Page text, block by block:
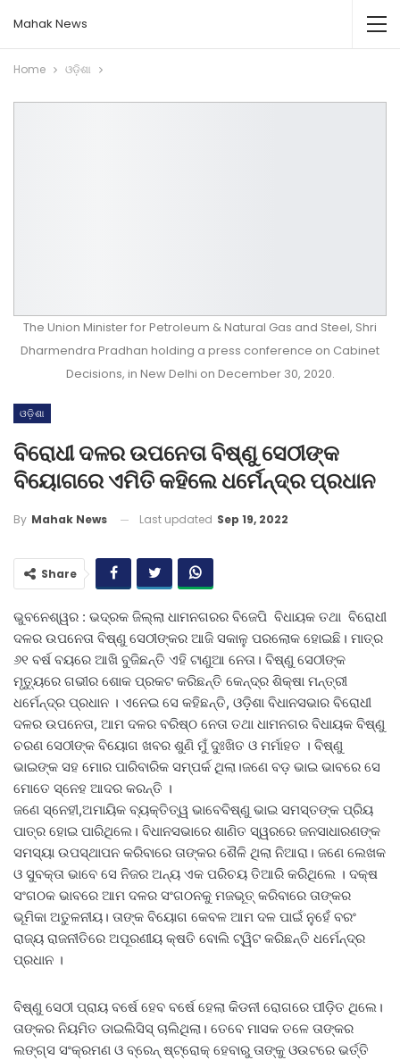
Mahak News
Home ଓଡ଼ିଶା
The Union Minister for Petroleum & Natural Gas and Steel, Shri
Dharmendra Pradhan holding a press conference on Cabinet
Decisions, in New Delhi on December 30, 2020.
ଓଡ଼ିଶା
ବିରୋଧୀ ଦଳର ଉପନେତା ବିଷ୍ଣୁ ସେଠୀଙ୍କ
ବିୟୋଗରେ ଏମିତି କହିଲେ ଧର୍ମେନ୍ଦ୍ର ପ୍ରଧାନ
By Mahak News Last updated Sep 19, 2022
Share
ଭୁବନେଶ୍ୱର : ଭଦ୍ରକ ଜିଲ୍ଲା ଧାମନଗରର ବିଜେପି ବିଧାୟକ ତଥା ବିରୋଧୀ
ଦଳର ଉପନେତା ବିଷ୍ଣୁ ସେଠୀଙ୍କର ଆଜି ସକାଳୁ ପରଲୋକ ହୋଇଛି। ମାତ୍ର
୬୧ ବର୍ଷ ବୟରେ ଆଖି ବୁଜିଛନ୍ତି ଏହି ଟାଣୁଆ ନେତା। ବିଷ୍ଣୁ ସେଠୀଙ୍କ
ମୃତ୍ୟୁରେ ଗଭୀର ଶୋକ ପ୍ରକଟ କରିଛନ୍ତି କେନ୍ଦ୍ର ଶିକ୍ଷା ମନ୍ତ୍ରୀ
ଧର୍ମେନ୍ଦ୍ର ପ୍ରଧାନ । ଏନେଇ ସେ କହିଛନ୍ତି, ଓଡ଼ିଶା ବିଧାନସଭାର ବିରୋଧୀ
ଦଳର ଉପନେତା, ଆମ ଦଳର ବରିଷ୍ଠ ନେତା ତଥା ଧାମନଗର ବିଧାୟକ ବିଷ୍ଣୁ
ଚରଣ ସେଠୀଙ୍କ ବିୟୋଗ ଖବର ଶୁଣି ମୁଁ ଦୁଃଖିତ ଓ ମର୍ମାହତ । ବିଷ୍ଣୁ
ଭାଇଙ୍କ ସହ ମୋର ପାରିବାରିକ ସମ୍ପର୍କ ଥିଲା।ଜଣେ ବଡ଼ ଭାଇ ଭାବରେ ସେ
ମୋତେ ସ୍ନେହ ଆଦର କରନ୍ତି ।
ଜଣେ ସ୍ନେହୀ,ଅମାୟିକ ବ୍ୟକ୍ତିତ୍ୱ ଭାବେବିଷ୍ଣୁ ଭାଇ ସମସ୍ତଙ୍କ ପ୍ରିୟ
ପାତ୍ର ହୋଇ ପାରିଥିଲେ। ବିଧାନସଭାରେ ଶାଣିତ ସ୍ୱରରେ ଜନସାଧାରଣଙ୍କ
ସମସ୍ୟା ଉପସ୍ଥାପନ କରିବାରେ ତାଙ୍କର ଶୈଳି ଥିଲା ନିଆରା। ଜଣେ ଲେଖକ
ଓ ସୁବକ୍ତା ଭାବେ ସେ ନିଜର ଅନ୍ୟ ଏକ ପରିଚୟ ତିଆରି କରିଥିଲେ । ଦକ୍ଷ
ସଂଗଠକ ଭାବରେ ଆମ ଦଳର ସଂଗଠନକୁ ମଜଭୂତ୍ କରିବାରେ ତାଙ୍କର
ଭୂମିକା ଅତୁଳନୀୟ। ତାଙ୍କ ବିୟୋଗ କେବଳ ଆମ ଦଳ ପାଇଁ ନୁହେଁ ବରଂ
ରାଜ୍ୟ ରାଜନୀତିରେ ଅପୂରଣୀୟ କ୍ଷତି ବୋଲି ଟ୍ୱିଟ କରିଛନ୍ତି ଧର୍ମେନ୍ଦ୍ର
ପ୍ରଧାନ ।
ବିଷ୍ଣୁ ସେଠୀ ପ୍ରାୟ ବର୍ଷେ ହେବ ବର୍ଷେ ହେଲା କିଡନୀ ରୋଗରେ ପୀଡ଼ିତ ଥିଲେ।
ତାଙ୍କର ନିୟମିତ ଡାଇଲିସିସ୍ ଚାଲିଥିଲା। ତେବେ ମାସକ ତଳେ ତାଙ୍କର
ଲଙ୍ଗ୍ସ ସଂକ୍ରମଣ ଓ ବ୍ରେନ୍ ଷ୍ଟ୍ରୋକ୍ ହେବାରୁ ତାଙ୍କୁ ଓଉଟରେ ଭର୍ତ୍ତି